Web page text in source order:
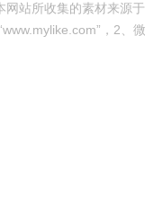
网站所收集的素材来源
，2